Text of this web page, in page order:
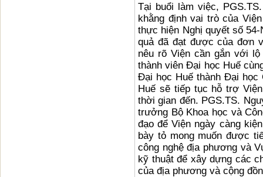
Tại buổi làm việc,
khằng định vai trò của
thực hiện Nghị quyết số
quả đã đạt được của đơn
nêu rõ Viện cần gắn với
thành viên Đại học Huế
Đại học Huế thành Đại học
Huế sẽ tiếp tục hỗ trợ
thời gian đến. PGS.TS.
trưởng Bộ Khoa học và
đạo để Viện ngày càng
bày tỏ mong muốn được
công nghệ địa phương và
kỹ thuật để xây dựng các
của địa phương và cộng